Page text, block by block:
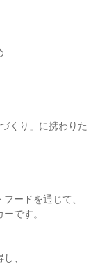
くり」に携わりた
ードを通じて、
です。
、